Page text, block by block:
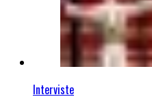
Interviste